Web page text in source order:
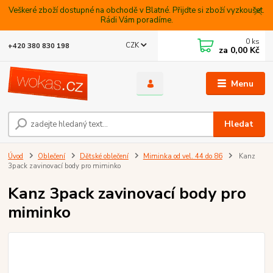
Veškeré zboží dostupné na obchodě v Blatné. Přijdte si zboží vyzkoušet.
Rádi Vám poradíme.
Menu
CZK
Hledat
+420 380 830 198 0 ks
za 0,00 Kč
Úvod Oblečení Dětské oblečení Miminka od vel. 44 do 86
Kanz
3pack zavinovací body pro miminko
Kanz 3pack zavinovací body pro
miminko